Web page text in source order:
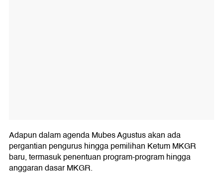
Adapun dalam agenda Mubes Agustus akan ada
pergantian pengurus hingga pemilihan Ketum MKGR
baru, termasuk penentuan program-program hingga
anggaran dasar MKGR.